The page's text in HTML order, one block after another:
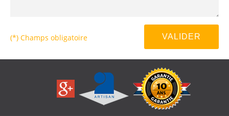
(*) Champs obligatoire